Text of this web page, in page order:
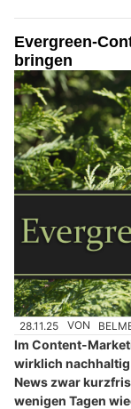
Evergreen-
bringen
28.11.25 VON
Im Content-
wirklich nachhaltig
News zwar
wenigen Tagen